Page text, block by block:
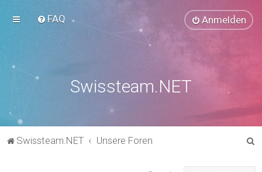
FAQ Anmelden
Swissteam.NET
Swissteam.NET Unsere Foren